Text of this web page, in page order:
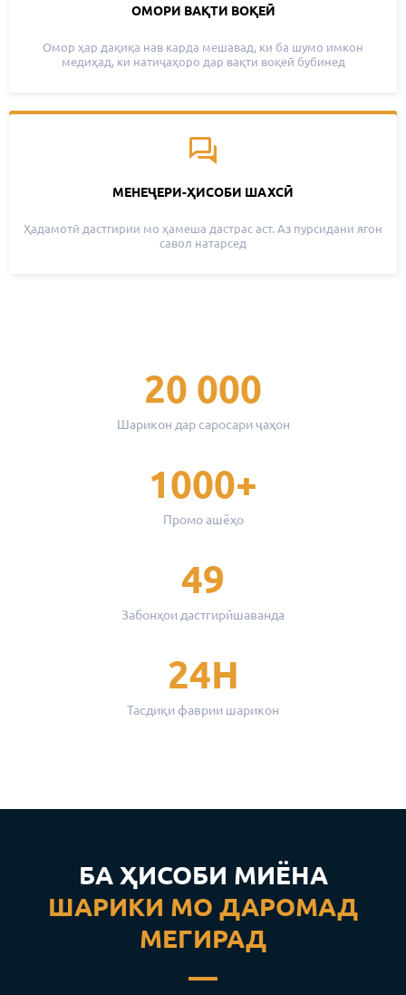
ОМОРИ ВАҚТИ ВОҚЕӢ
Омор ҳар дақиқа нав карда мешавад, ки ба шумо имкон
медиҳад, ки натиҷаҳоро дар вақти воқеӣ бубинед
МЕНЕҶЕРИ-ҲИСОБИ ШАХСӢ
Ҳадамотӣ дастгирии мо ҳамеша дастрас аст. Аз пурсидани ягон
савол натарсед
20 000
Шарикон дар саросари ҷаҳон
1000+
Промо ашёҳо
49
Забонҳои дастгирӣшаванда
24H
Тасдиқи фаврии шарикон
БА ҲИСОБИ МИЁНА
ШАРИКИ МО ДАРОМАД
МЕГИРАД